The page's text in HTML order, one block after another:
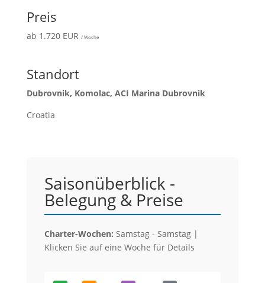
Preis
ab 1.720 EUR / Woche
Standort
Dubrovnik, Komolac, ACI Marina Dubrovnik
Croatia
Saisonüberblick -
Belegung & Preise
Charter-Wochen: Samstag - Samstag |
Klicken Sie auf eine Woche für Details